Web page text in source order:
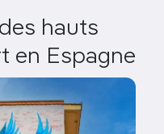
hauts
en Espagne